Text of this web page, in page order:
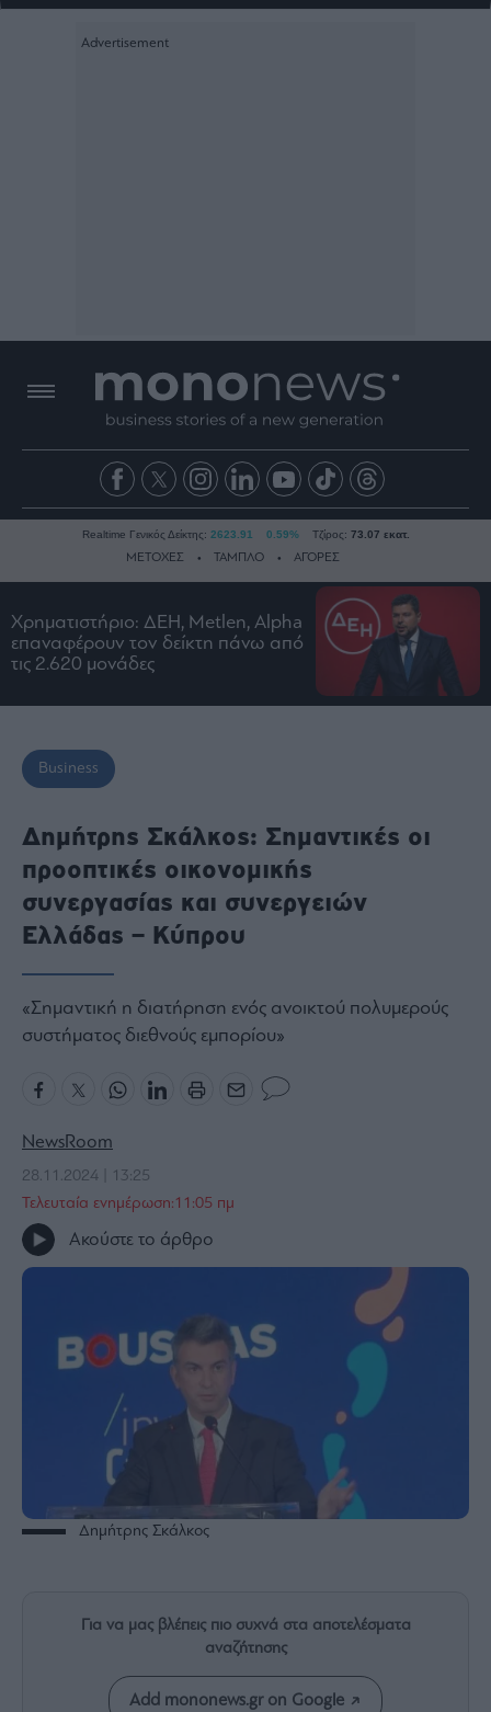
Ειδήσεις
Οικονομία
Business
Ναυτιλία
Ενέργεια
Πολιτική
Πολιτισμός
Κοινωνία
Law
Bloomberg
Financial
The
Wiseman
Room
301
Winners
ESG
Today
Συνεντεύξεις
Realtime Γενικός Δείκτης: 2623.91 0.59% Τζίρος: 73.07 εκατ.
ΜΕΤΟΧΕΣ ΤΑΜΠΛΟ ΑΓΟΡΕΣ
Χρηματιστήριο: ΔΕΗ, Metlen, Αlpha
επαναφέρουν τον δείκτη πάνω από
τις 2.620 μονάδες
Business
Δημήτρης Σκάλκος: Σημαντικές οι
προοπτικές οικονομικής
συνεργασίας και συνεργειών
Ελλάδας – Κύπρου
«Σημαντική η διατήρηση ενός ανοικτού πολυμερούς
συστήματος διεθνούς εμπορίου»
NewsRoom
28.11.2024 | 13:25
Τελευταία ενημέρωση:11:05 πμ
Ακούστε το άρθρο
Δημήτρης Σκάλκος
Για να μας βλέπεις πιο συχνά στα αποτελέσματα
αναζήτησης
Add mononews.gr on Google